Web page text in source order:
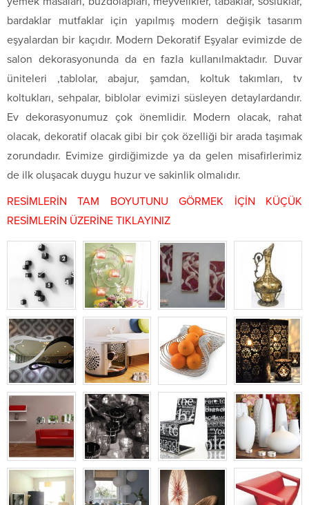
bardaklar mutfaklar için yapılmış modern değişik tasarım
eşyalardan bir kaçıdır. Modern Dekoratif Eşyalar evimizde de
salon dekorasyonunda da en fazla kullanılmaktadır. Duvar
üniteleri ,tablolar, abajur, şamdan, koltuk takımları, tv
koltukları, sehpalar, biblolar evimizi süsleyen detaylardandır.
Ev dekorasyonumuz çok önemlidir. Modern olacak, rahat
olacak, dekoratif olacak gibi bir çok özelliği bir arada taşımak
zorundadır. Evimize girdiğimizde ya da gelen misafirlerimiz
de ilk oluşacak duygu huzur ve sakinlik olmalıdır.
RESİMLERİN TAM BOYUTUNU GÖRMEK İÇİN KÜÇÜK
RESİMLERİN ÜZERİNE TIKLAYINIZ